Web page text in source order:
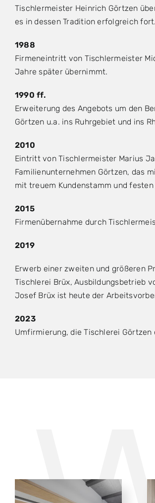
Tischlermeister Heinrich Görtzen
es in dessen Tradition erfolgreich fort.
1988
Firmeneintritt von Tischlermeister
Jahre später übernimmt.
1990 ff.
Erweiterung des Angebots um den
Görtzen u.a. ins Ruhrgebiet und ins
2010
Eintritt von Tischlermeister Marius
Familienunternehmen Görtzen, das
mit treuem Kundenstamm und
2015
Firmenübernahme durch
2019
Erwerb einer zweiten und größeren
Tischlerei Brüx, Ausbildungsbetrieb
Josef Brüx ist heute der
2023
Umfirmierung, die Tischlerei Görtzen